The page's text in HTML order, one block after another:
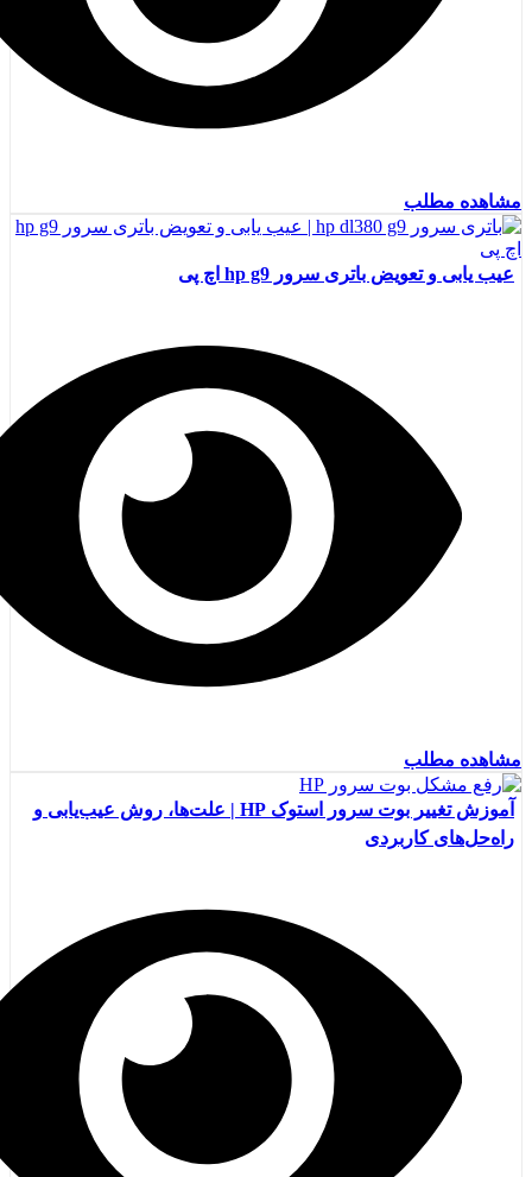
مشاهده مطلب
عیب یابی و تعویض باتری سرور hp g9 اچ پی
مشاهده مطلب
آموزش تغییر بوت سرور استوک HP | علت‌ها، روش عیب‌یابی و
راه‌حل‌های کاربردی